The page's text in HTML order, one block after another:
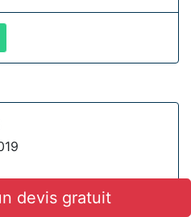
DES CASTORS ,
devis gratuit